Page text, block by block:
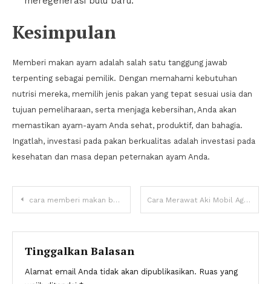
Kesimpulan
Memberi makan ayam adalah salah satu tanggung jawab
terpenting sebagai pemilik. Dengan memahami kebutuhan
nutrisi mereka, memilih jenis pakan yang tepat sesuai usia dan
tujuan pemeliharaan, serta menjaga kebersihan, Anda akan
memastikan ayam-ayam Anda sehat, produktif, dan bahagia.
Ingatlah, investasi pada pakan berkualitas adalah investasi pada
kesehatan dan masa depan peternakan ayam Anda.
Navigasi
pos
cara memberi makan buaya Cara Merawat Aki Mobil Agar Awet dan Tidak Mudah Soak
Tinggalkan Balasan
Alamat email Anda tidak akan dipublikasikan. Ruas yang